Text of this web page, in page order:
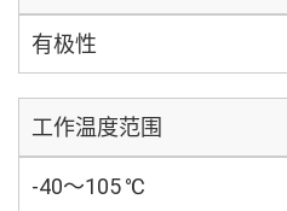
有极性
工作温度范围
-40～105 ℃